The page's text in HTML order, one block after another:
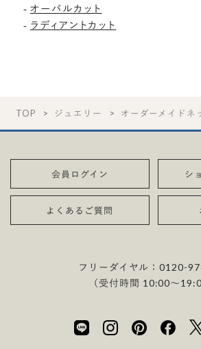
- オーバルカット
- ラディアントカット
TOP ジュエリー オーダーメイドネ
会員ログイン シ
よくあるご質問
フリーダイヤル：0120-
（受付時間 10:00〜